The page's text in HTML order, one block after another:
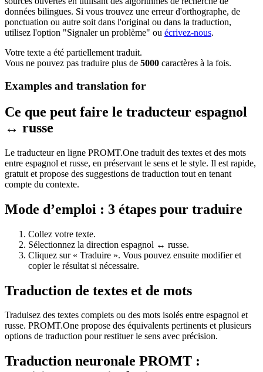
données bilingues. Si vous trouvez une erreur d'orthographe, de
ponctuation ou autre soit dans l'original ou dans la traduction,
utilisez l'option "Signaler un problème" ou écrivez-nous.
Votre texte a été partiellement traduit.
Vous ne pouvez pas traduire plus de 5000 caractères à la fois.
Examples and translation for
Ce que peut faire le traducteur espagnol
↔ russe
Le traducteur en ligne PROMT.One traduit des textes et des mots
entre espagnol et russe, en préservant le sens et le style. Il est rapide,
gratuit et propose des suggestions de traduction tout en tenant
compte du contexte.
Mode d’emploi : 3 étapes pour traduire
Collez votre texte.
Sélectionnez la direction espagnol ↔ russe.
Cliquez sur « Traduire ». Vous pouvez ensuite modifier et
copier le résultat si nécessaire.
Traduction de textes et de mots
Traduisez des textes complets ou des mots isolés entre espagnol et
russe. PROMT.One propose des équivalents pertinents et plusieurs
options de traduction pour restituer le sens avec précision.
Traduction neuronale PROMT :